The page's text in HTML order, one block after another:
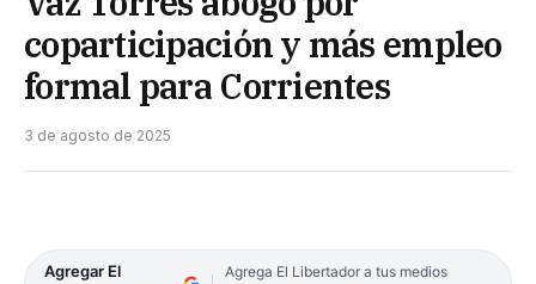
coparticipación y más empleo
formal para Corrientes
3 de agosto de 2025
Agregar El
Agrega El Libertador a tus medios